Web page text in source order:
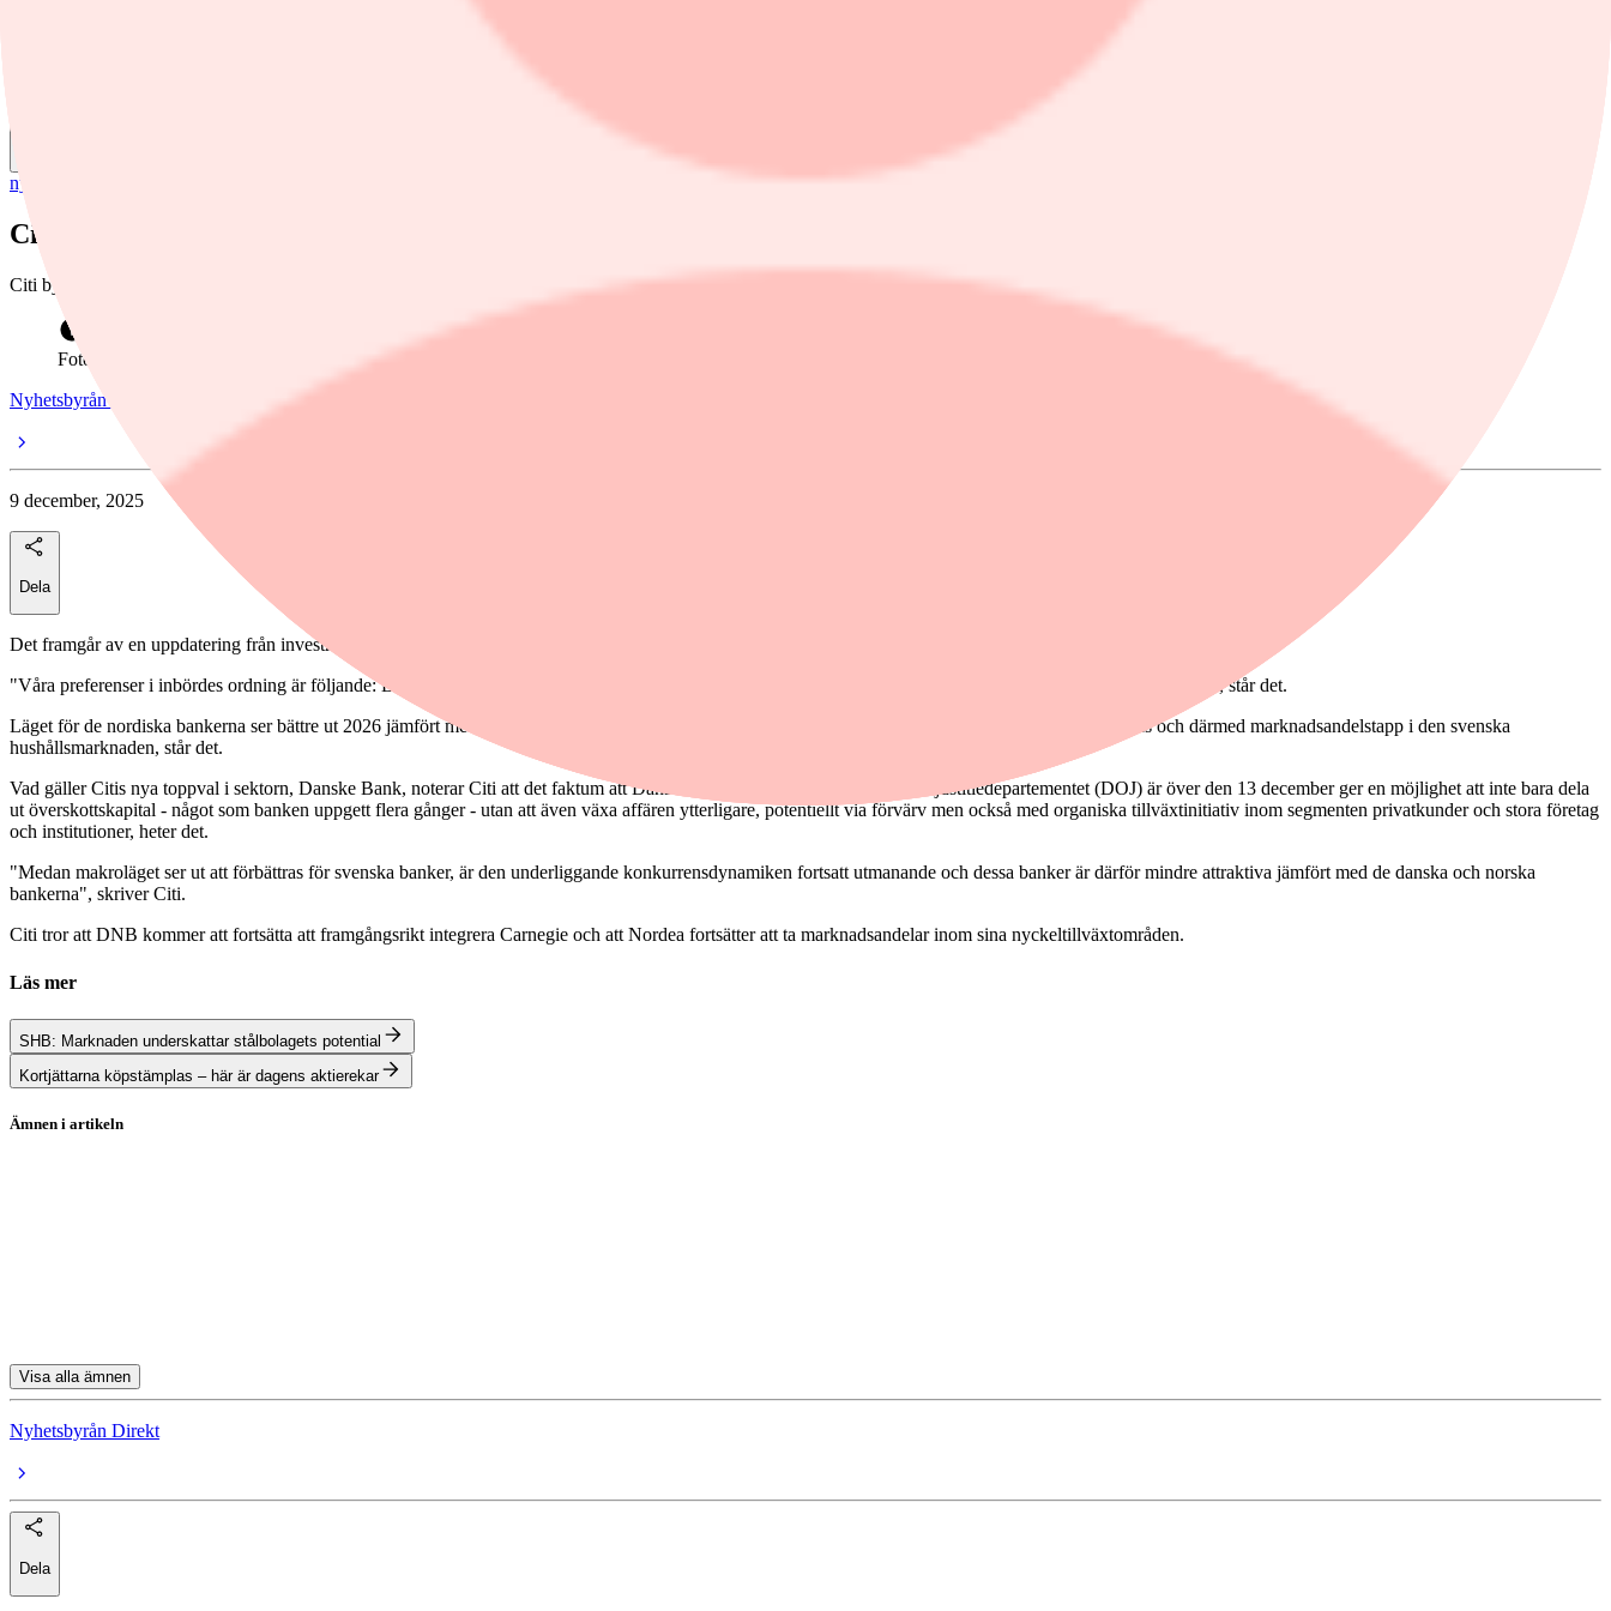
nyheter
Citi sätter Danske Bank i topp
Citi byter sitt toppval i den nordiska banksektorn till Danske Bank från Nordea, men båda behåller sina köprekommendationer.
Foto: Fredrik Sandberg / TT
Nyhetsbyrån Direkt
9 december, 2025
Dela
Det framgår av en uppdatering från investmentbanken.
"Våra preferenser i inbördes ordning är följande: Danske (köp), Nordea (köp), DNB (neutral), SEB (neutral), Swedbank (neutral) och Handelsbanken (neutral)", står det.
Läget för de nordiska bankerna ser bättre ut 2026 jämfört med 2025, speciellt för de svenska bankerna, men Citi räknar fortfarande med tuff konkurrens och därmed marknadsandelstapp i den svenska
hushållsmarknaden, står det.
Vad gäller Citis nya toppval i sektorn, Danske Bank, noterar Citi att det faktum att Danskes prövoperiod med amerikanska justitiedepartementet (DOJ) är över den 13 december ger en möjlighet att inte bara dela
ut överskottskapital - något som banken uppgett flera gånger - utan att även växa affären ytterligare, potentiellt via förvärv men också med organiska tillväxtinitiativ inom segmenten privatkunder och stora företag
och institutioner, heter det.
"Medan makroläget ser ut att förbättras för svenska banker, är den underliggande konkurrensdynamiken fortsatt utmanande och dessa banker är därför mindre attraktiva jämfört med de danska och norska
bankerna", skriver Citi.
Citi tror att DNB kommer att fortsätta att framgångsrikt integrera Carnegie och att Nordea fortsätter att ta marknadsandelar inom sina nyckeltillväxtområden.
Läs mer
SHB: Marknaden underskattar stålbolagets potential
Kortjättarna köpstämplas – här är dagens aktierekar
Ämnen i artikeln
Visa alla ämnen
Nyhetsbyrån Direkt
Dela